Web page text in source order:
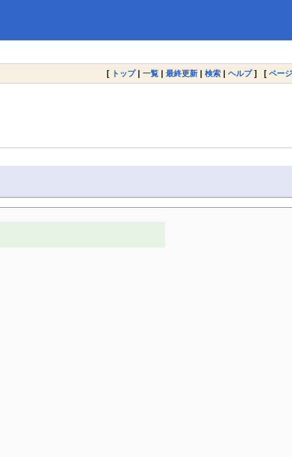
[ トップ| 一覧 | 最終更新 | 検索 | ヘルプ] [ ペー